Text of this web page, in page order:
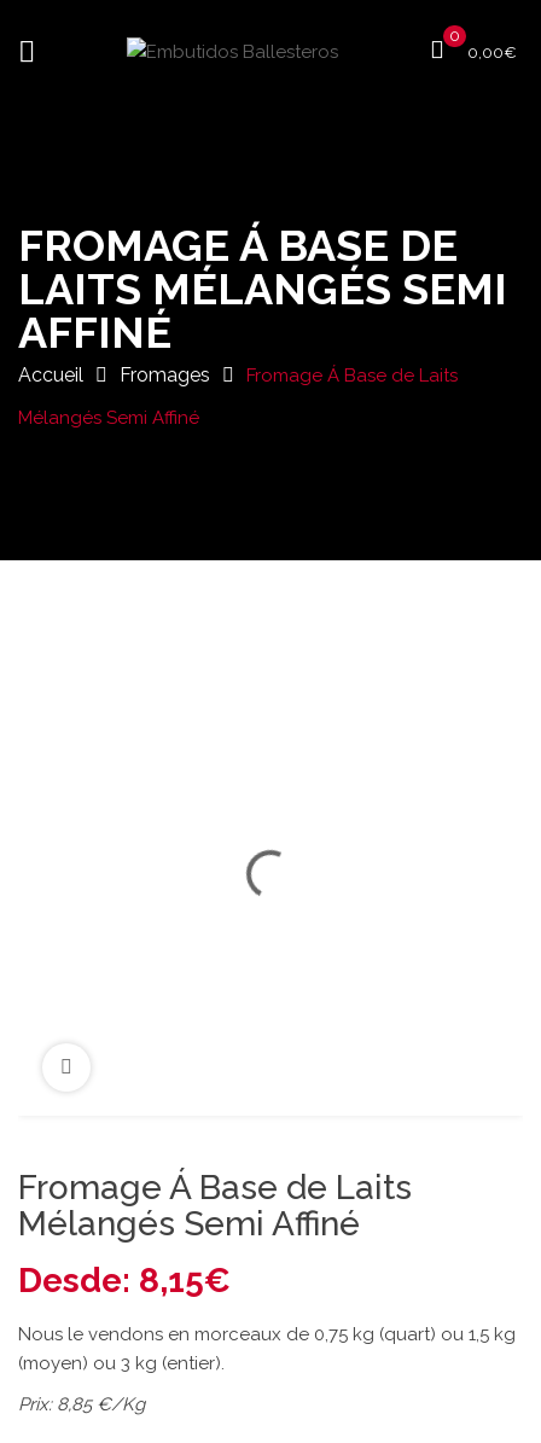
0
0,00€
FROMAGE Á BASE DE
LAITS MÉLANGÉS SEMI
AFFINÉ
Accueil Fromages
Fromage Á Base de Laits
Mélangés Semi Affiné
Fromage Á Base de Laits
Mélangés Semi Affiné
Desde: 8,15€
Nous le vendons en morceaux de 0,75 kg (quart) ou 1,5 kg
(moyen) ou 3 kg (entier).
Prix: 8,85 €/Kg